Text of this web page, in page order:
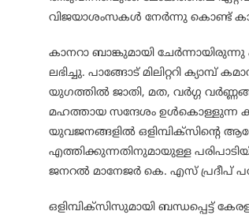
വിജയാശംസകൾ നേർന്നു കൊണ്ട്
കാനറാ ബാങ്കുമായി ചേർന്നായിരുന്നു
ലഭിച്ചു. പാങ്ങോട് മിലിറ്ററി
യുഗത്തിൽ ജാതി, മത, വർഗ്ഗ
മഹത്തായ സന്ദേശം ഉൾകൊള്ളുന്ന
യുവജനങ്ങളിൽ ഒളിമ്പിക്സിന്റെ
എത്തിക്കുന്നതിനുമായുള്ള
ജനറൽ മാനേജർ കെ. എസ് പ്രദീപ്
ഒളിമ്പിക്സിസുമായി ബന്ധപ്പെട്ട്